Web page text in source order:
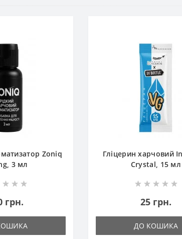
Zoniq
3 мл
грн.
Гліцерин харчовий
Crystal, 15 мл
25 грн.
ДО КОШИКА